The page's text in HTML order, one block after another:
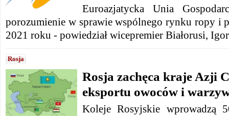
Euroazjatycka Unia
porozumienie w sprawie wspólnego rynku ropy i
2021 roku - powiedział wicepremier Białorusi,
Rosja
Rosja zachęca kraje Azji
eksportu owoców i
Koleje Rosyjskie wprowadzą